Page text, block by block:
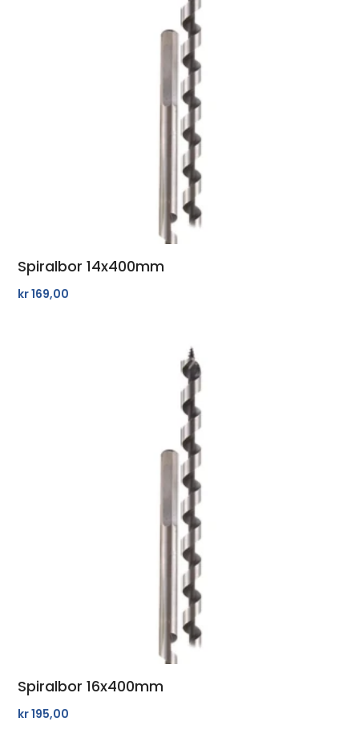
Spiralbor 14x400mm
kr169,00
Spiralbor 16x400mm
kr195,00